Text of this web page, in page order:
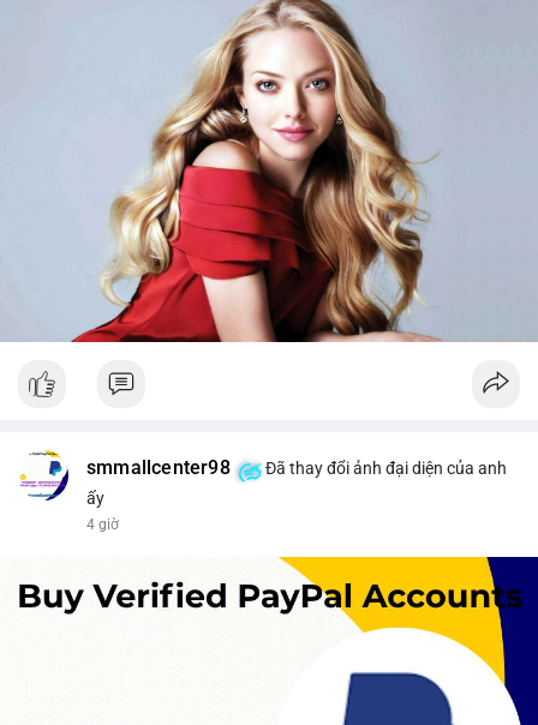
smmallcenter98
Đã thay đổi ảnh đại diện của anh
ấy
4 giờ